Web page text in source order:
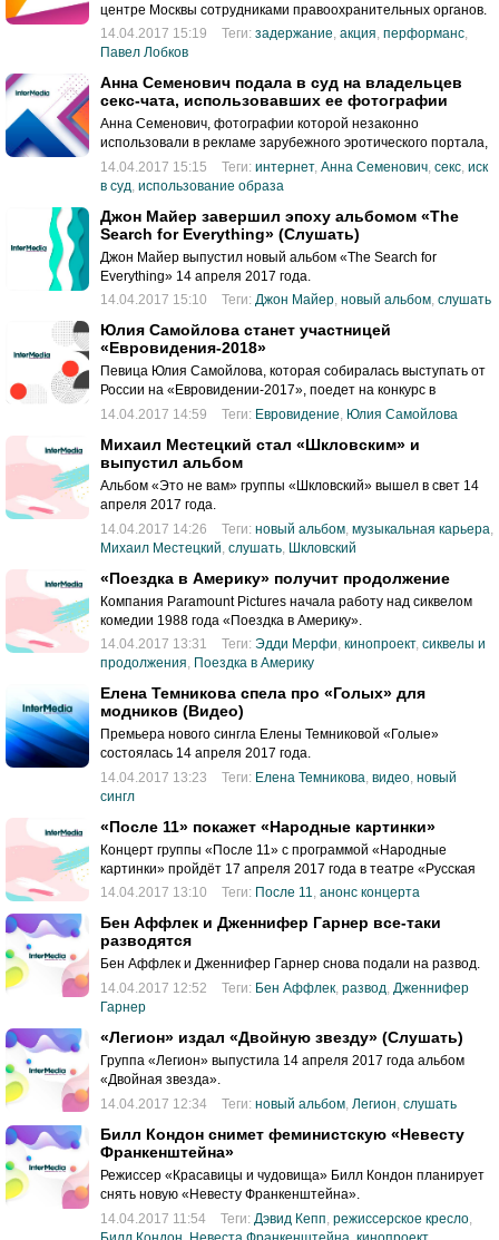
центре Москвы сотрудниками правоохранительных органов.
Мужчина вышел на Арбат одетый в костюм мужских
гениталий.
14.04.2017 15:19 Теги: задержание, акция, перформанс,
Павел Лобков
Анна Семенович подала в суд на владельцев
секс-чата, использовавших ее фотографии
Анна Семенович, фотографии которой незаконно
использовали в рекламе зарубежного эротического портала,
решила судиться с владельцами ресурса.
14.04.2017 15:15 Теги: интернет, Анна Семенович, секс, иск
в суд, использование образа
Джон Майер завершил эпоху альбомом «The
Search for Everything» (Слушать)
Джон Майер выпустил новый альбом «The Search for
Everything» 14 апреля 2017 года.
14.04.2017 15:10
Теги: Джон Майер, новый альбом, слушать
Юлия Самойлова станет участницей
«Евровидения-2018»
Певица Юлия Самойлова, которая собиралась выступать от
России на «Евровидении-2017», поедет на конкурс в
следующем году.
14.04.2017 14:59 Теги: Евровидение, Юлия Самойлова
Михаил Местецкий стал «Шкловским» и
выпустил альбом
Альбом «Это не вам» группы «Шкловский» вышел в свет 14
апреля 2017 года.
14.04.2017 14:26
Теги: новый альбом музыкальная карьера
Михаил Местецкий слушать Шкловский
«Поездка в Америку» получит продолжение
Компания Paramount Pictures начала работу над сиквелом
комедии 1988 года «Поездка в Америку».
14.04.2017 13:31
Теги: Эдди Мерфи, кинопроект, сиквелы и
продолжения, Поездка в Америку
Елена Темникова спела про «Голых» для
модников (Видео)
Премьера нового сингла Елены Темниковой «Голые»
состоялась 14 апреля 2017 года.
14.04.2017 13:23
Теги: Елена Темникова, видео, новый
сингл
«После 11» покажет «Народные картинки»
Концерт группы «После 11» с программой «Народные
картинки» пройдёт 17 апреля 2017 года в театре «Русская
песня».
14.04.2017 13:10 Теги: После 11, анонс концерта
Бен Аффлек и Дженнифер Гарнер все-таки
разводятся
Бен Аффлек и Дженнифер Гарнер снова подали на развод.
14.04.2017 12:52
Теги: Бен Аффлек, развод, Дженнифер
Гарнер
«Легион» издал «Двойную звезду» (Слушать)
Группа «Легион» выпустила 14 апреля 2017 года альбом
«Двойная звезда».
14.04.2017 12:34
Теги: новый альбом, Легион, слушать
Билл Кондон снимет феминистскую «Невесту
Франкенштейна»
Режиссер «Красавицы и чудовища» Билл Кондон планирует
снять новую «Невесту Франкенштейна».
14.04.2017 11:54
Теги: Дэвид Кепп режиссерское кресло